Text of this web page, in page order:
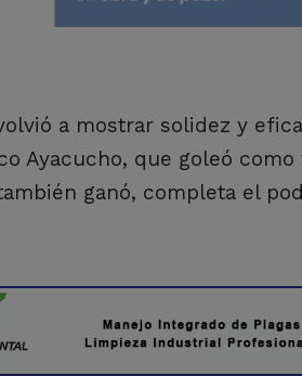
a mostrar solidez y
Ayacucho, que goleó
ganó, completa el